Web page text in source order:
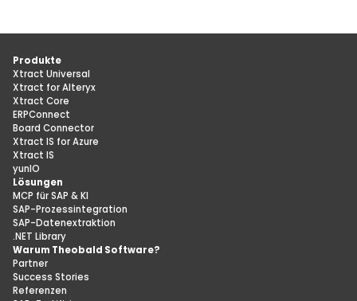
Produkte
Xtract Universal
Xtract for Alteryx
Xtract Core
ERPConnect
Board Connector
Xtract IS for Azure
Xtract IS
yunIO
Lösungen
MCP für SAP & KI
SAP-Prozessintegration
SAP-Datenextraktion
.NET Library
Warum Theobald Software?
Partner
Success Stories
Referenzen